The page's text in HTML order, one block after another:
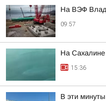
На ВЭФ
09:57
На Сахалине
15:36
В эти минуты